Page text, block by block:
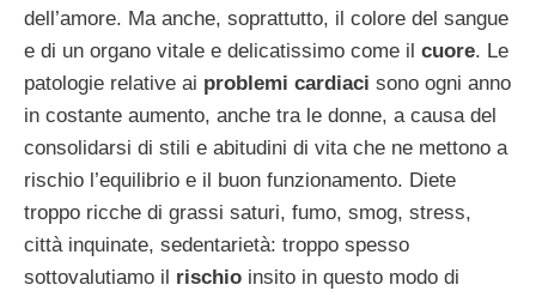
dell’amore. Ma anche, soprattutto, il colore del sangue
e di un organo vitale e delicatissimo come il cuore. Le
patologie relative ai problemi cardiaci sono ogni anno
in costante aumento, anche tra le donne, a causa del
consolidarsi di stili e abitudini di vita che ne mettono a
rischio l’equilibrio e il buon funzionamento. Diete
troppo ricche di grassi saturi, fumo, smog, stress,
città inquinate, sedentarietà: troppo spesso
sottovalutiamo il rischio insito in questo modo di